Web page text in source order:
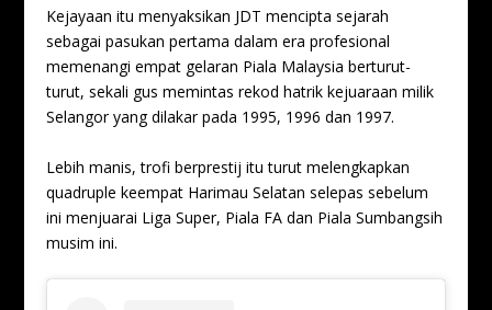
Kejayaan itu menyaksikan JDT mencipta sejarah
sebagai pasukan pertama dalam era profesional
memenangi empat gelaran Piala Malaysia berturut-
turut, sekali gus memintas rekod hatrik kejuaraan milik
Selangor yang dilakar pada 1995, 1996 dan 1997.
Lebih manis, trofi berprestij itu turut melengkapkan
quadruple keempat Harimau Selatan selepas sebelum
ini menjuarai Liga Super, Piala FA dan Piala Sumbangsih
musim ini.